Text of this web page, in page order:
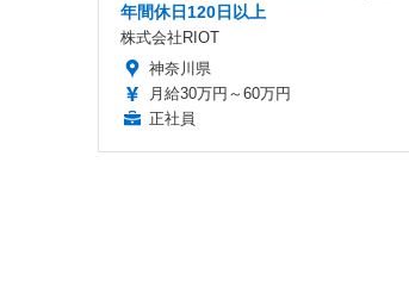
年間休日120日以上
株式会社RIOT
神奈川県
月給30万円～60万円
正社員